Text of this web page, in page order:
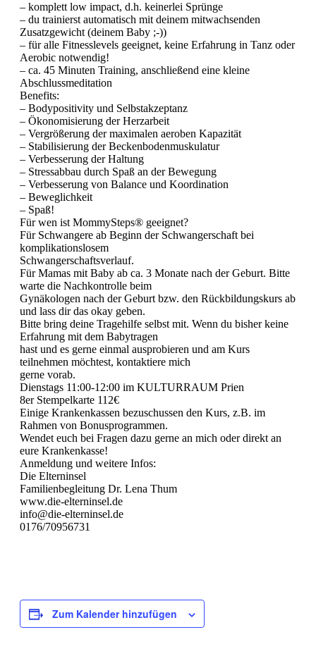
– komplett low impact, d.h. keinerlei Sprünge
– du trainierst automatisch mit deinem mitwachsenden
Zusatzgewicht (deinem Baby ;-))
– für alle Fitnesslevels geeignet, keine Erfahrung in Tanz oder
Aerobic notwendig!
– ca. 45 Minuten Training, anschließend eine kleine
Abschlussmeditation
Benefits:
– Bodypositivity und Selbstakzeptanz
– Ökonomisierung der Herzarbeit
– Vergrößerung der maximalen aeroben Kapazität
– Stabilisierung der Beckenbodenmuskulatur
– Verbesserung der Haltung
– Stressabbau durch Spaß an der Bewegung
– Verbesserung von Balance und Koordination
– Beweglichkeit
– Spaß!
Für wen ist MommySteps® geeignet?
Für Schwangere ab Beginn der Schwangerschaft bei
komplikationslosem
Schwangerschaftsverlauf.
Für Mamas mit Baby ab ca. 3 Monate nach der Geburt. Bitte
warte die Nachkontrolle beim
Gynäkologen nach der Geburt bzw. den Rückbildungskurs ab
und lass dir das okay geben.
Bitte bring deine Tragehilfe selbst mit. Wenn du bisher keine
Erfahrung mit dem Babytragen
hast und es gerne einmal ausprobieren und am Kurs
teilnehmen möchtest, kontaktiere mich
gerne vorab.
Dienstags 11:00-12:00 im KULTURRAUM Prien
8er Stempelkarte 112€
Einige Krankenkassen bezuschussen den Kurs, z.B. im
Rahmen von Bonusprogrammen.
Wendet euch bei Fragen dazu gerne an mich oder direkt an
eure Krankenkasse!
Anmeldung und weitere Infos:
Die Elterninsel
Familienbegleitung Dr. Lena Thum
www.die-elterninsel.de
info@die-elterninsel.de
0176/70956731
Zum Kalender hinzufügen